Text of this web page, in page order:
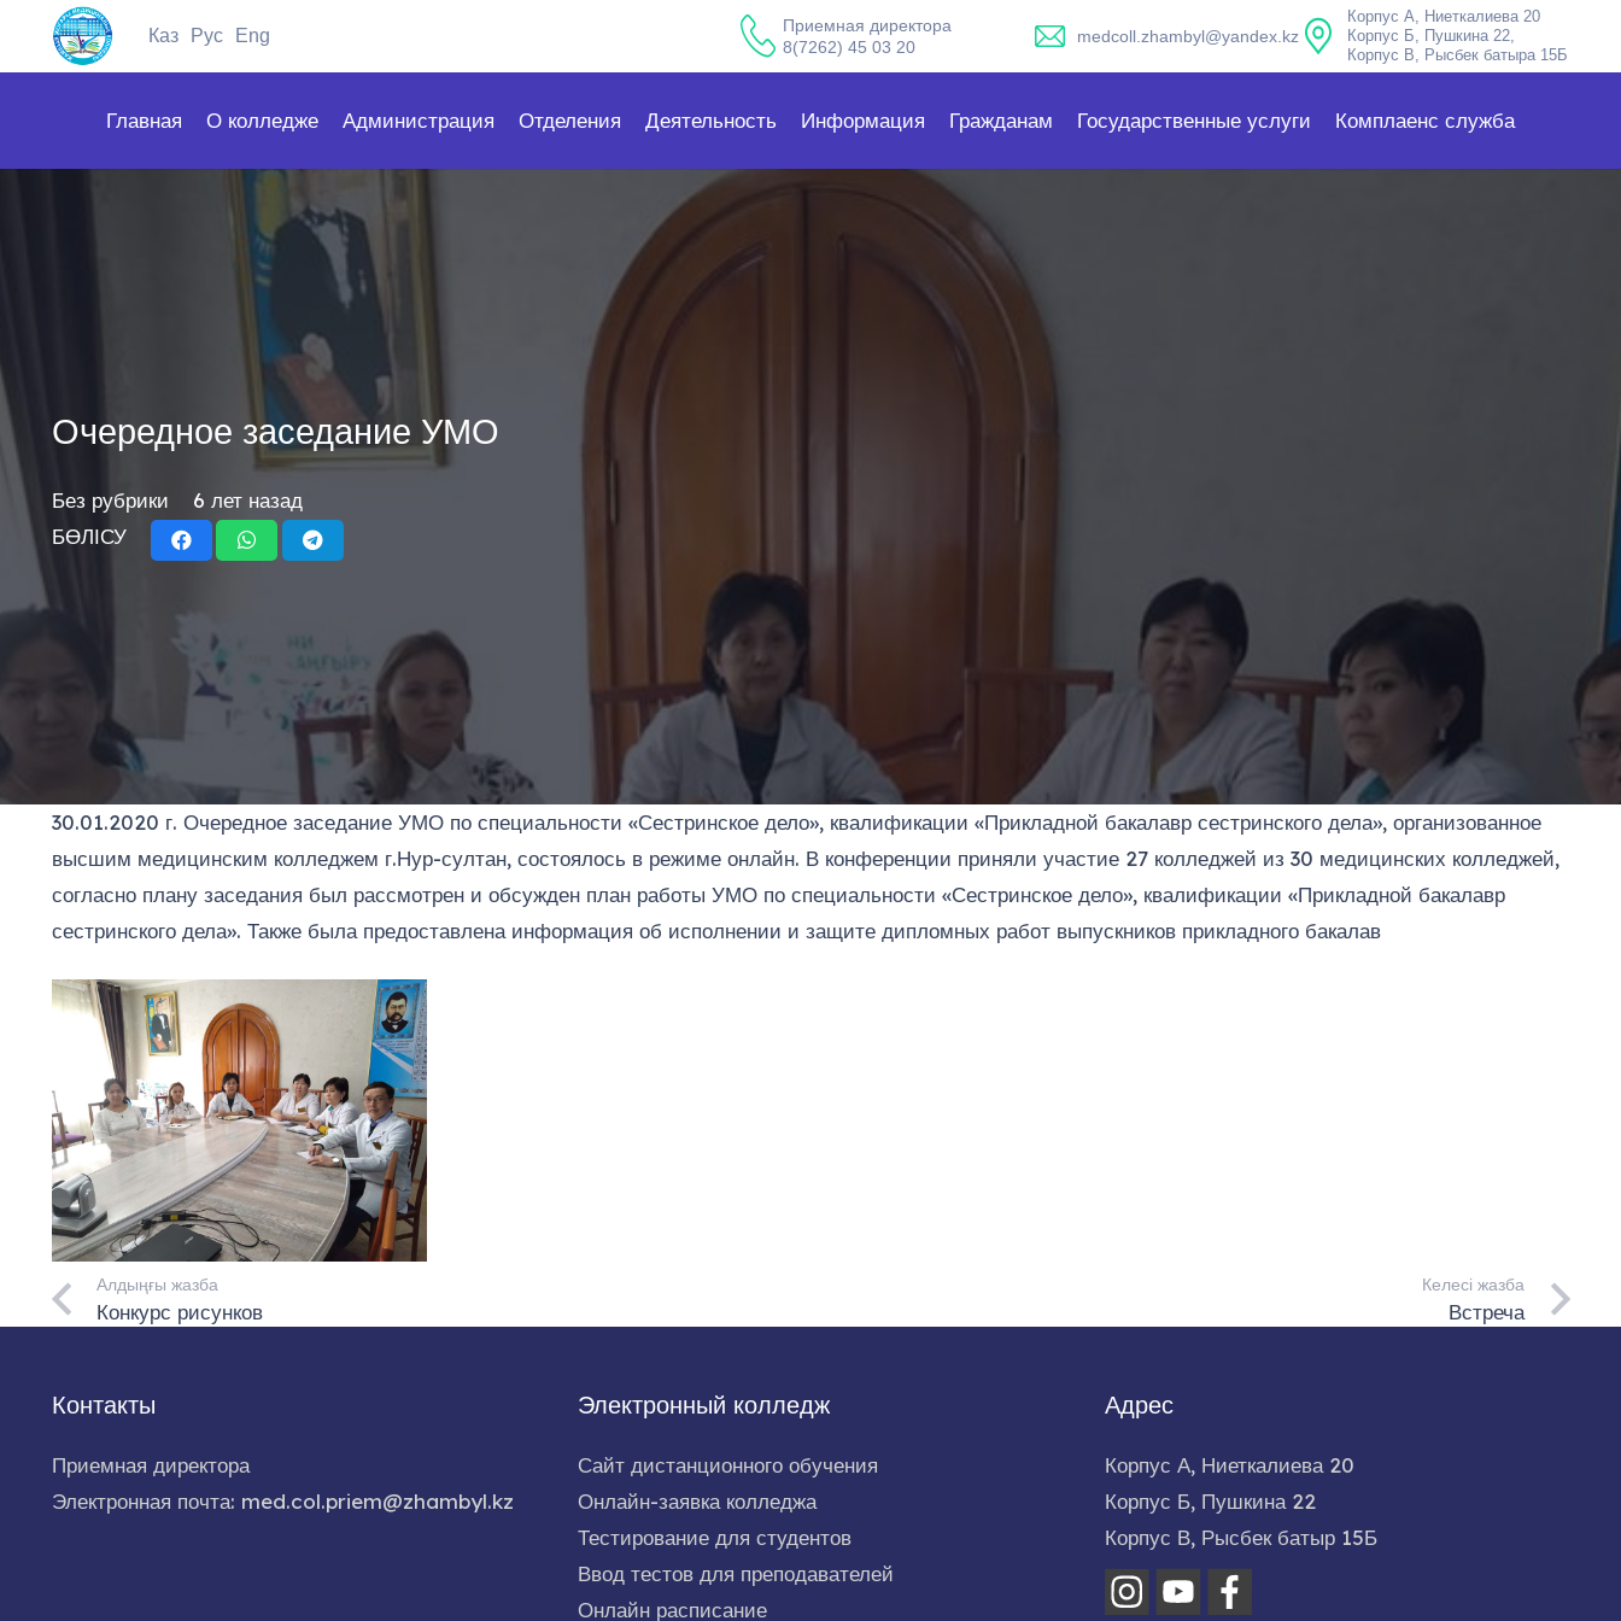
Каз Рус Eng
Приемная директора
8(7262) 45 03 20
medcoll.zhambyl@yandex.kz
Корпус А, Ниеткалиева 20
Корпус Б, Пушкина 22,
Корпус В, Рысбек батыра 15Б
Главная О колледже Администрация Отделения Деятельность Информация Гражданам Государственные услуги Комплаенс служба
Очередное заседание УМО
Без рубрики
6 лет назад
БӨЛІСУ
30.01.2020 г. Очередное заседание УМО по специальности «Сестринское дело», квалификации «Прикладной бакалавр сестринского дела», организованное
высшим медицинским колледжем г.Нур-султан, состоялось в режиме онлайн. В конференции приняли участие 27 колледжей из 30 медицинских колледжей,
согласно плану заседания был рассмотрен и обсужден план работы УМО по специальности «Сестринское дело», квалификации «Прикладной бакалавр
сестринского дела». Также была предоставлена информация об исполнении и защите дипломных работ выпускников прикладного бакалав
Алдыңғы жазба
Конкурс рисунков
Келесі жазба
Встреча
Контакты
Приемная директора
Электронная почта: med.col.priem@zhambyl.kz
Электронный колледж
Сайт дистанционного обучения
Онлайн-заявка колледжа
Тестирование для студентов
Ввод тестов для преподавателей
Онлайн расписание
Адрес
Корпус А, Ниеткалиева 20
Корпус Б, Пушкина 22
Корпус В, Рысбек батыр 15Б